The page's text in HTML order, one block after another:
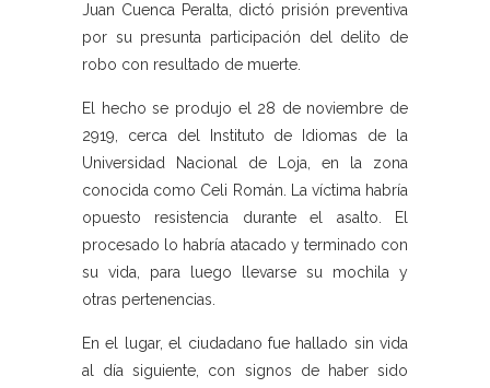
Juan Cuenca Peralta, dictó prisión preventiva
por su presunta participación del delito de
robo con resultado de muerte.
El hecho se produjo el 28 de noviembre de
2919, cerca del Instituto de Idiomas de la
Universidad Nacional de Loja, en la zona
conocida como Celi Román. La víctima habría
opuesto resistencia durante el asalto. El
procesado lo habría atacado y terminado con
su vida, para luego llevarse su mochila y
otras pertenencias.
En el lugar, el ciudadano fue hallado sin vida
al día siguiente, con signos de haber sido